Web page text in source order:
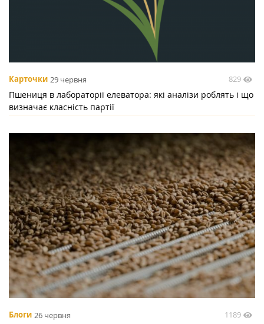
Карточки 29 червня 829
Пшениця в лабораторії елеватора: які аналізи роблять і що
визначає класність партії
Блоги 26 червня 1189